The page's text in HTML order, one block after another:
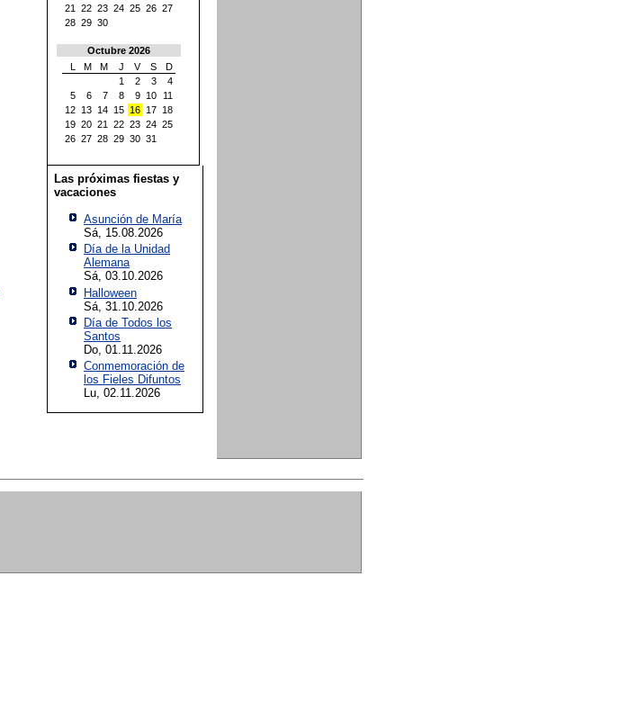
21
22 23 24 25 26 27
28 29 30
Octubre 2026
L
M M J V S
D
1
2 3
4
5
6 7 8 9 10
11
12 13 14 15 16 17 18
19 20 21 22 23 24 25
26 27 28 29 30 31
Las próximas fiestas y
vacaciones
Asunción de María
Sá, 15.08.2026
Día de la Unidad
Alemana
Sá, 03.10.2026
Halloween
Sá, 31.10.2026
Día de Todos los
Santos
Do, 01.11.2026
Conmemoración de
los Fieles Difuntos
Lu, 02.11.2026